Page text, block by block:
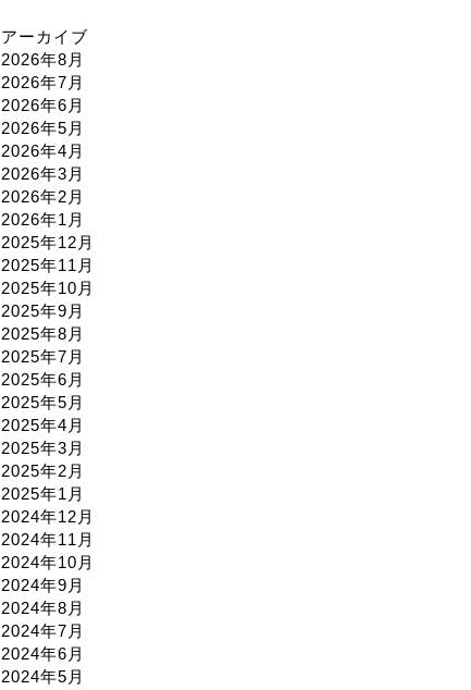
アーカイブ
2026年8月
2026年7月
2026年6月
2026年5月
2026年4月
2026年3月
2026年2月
2026年1月
2025年12月
2025年11月
2025年10月
2025年9月
2025年8月
2025年7月
2025年6月
2025年5月
2025年4月
2025年3月
2025年2月
2025年1月
2024年12月
2024年11月
2024年10月
2024年9月
2024年8月
2024年7月
2024年6月
2024年5月